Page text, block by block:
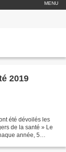
MENU
2019
été dévoilés les
de la santé » Le
année, 5